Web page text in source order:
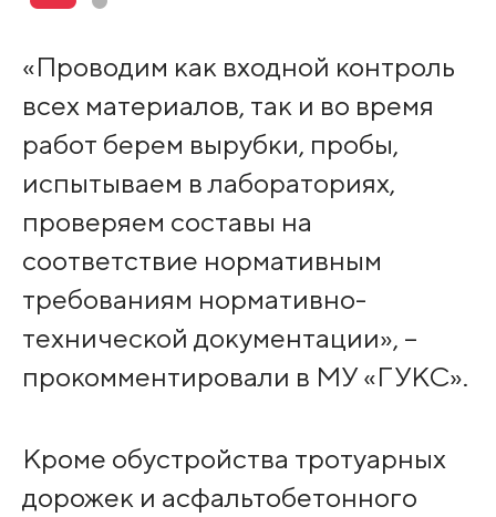
«Проводим как входной контроль
всех материалов, так и во время
работ берем вырубки, пробы,
испытываем в лабораториях,
проверяем составы на
соответствие нормативным
требованиям нормативно-
технической документации», –
прокомментировали в МУ «ГУКС».
Кроме обустройства тротуарных
дорожек и асфальтобетонного